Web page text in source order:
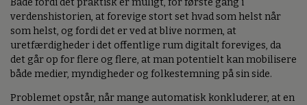
verdenshistorien, at forevige stort set hvad som helst når
som helst, og fordi det er ved at blive normen, at
uretfærdigheder i det offentlige rum digitalt foreviges, da
det går op for flere og flere, at man potentielt kan mobilisere
både medier, myndigheder og folkestemning på sin side.
Problemet opstår, når mange automatisk konkluderer, at en